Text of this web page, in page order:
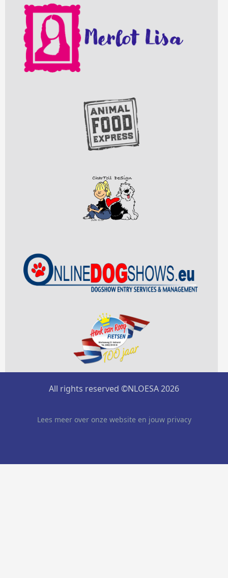
All rights reserved ©NLOESA 2026
Lees meer over onze website en jouw privacy